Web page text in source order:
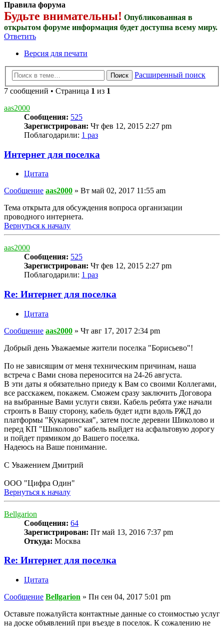
Правила форума
Будьте внимательны! Опубликованная в
открытом форуме информация будет доступна всему миру.
Ответить
Версия для печати
Поиск
Расширенный поиск
7 сообщений • Страница 1 из 1
aas2000
Сообщения: 525
Зарегистрирован: Чт фев 12, 2015 2:27 pm
Поблагодарили: 1 раз
Интернет для поселка
Цитата
Сообщение aas2000 » Вт май 02, 2017 11:55 am
Тема открыта для обсуждения вопроса организации
проводного интернета.
Вернуться к началу
aas2000
Сообщения: 525
Зарегистрирован: Чт фев 12, 2015 2:27 pm
Поблагодарили: 1 раз
Re: Интернет для поселка
Цитата
Сообщение aas2000 » Чт авг 17, 2017 2:34 pm
Добрый день Уважаемые жители поселка "Борисьево"!
По не зависящим от меня техническим причинам, наша
встреча с Вами снова переносится на 24-26 августа.
В эти даты я обязательно приеду к Вам со своими Коллегами,
все расскажем, покажем. Сможем сразу заключить Договора
на выбранные Вами услуги связи. Кабель ребята уже начали
строить в Вашу сторону, кабель будет идти вдоль РЖД до
платформы "Кукаринская", затем после деревни Шиколово и
перед КП "Шиколово" кабель выйдет на асфальтовую дорогу
и пойдет прямиком до Вашего поселка.
Надеюсь на Ваше понимание.
С Уважением Дмитрий
ООО "Цифра Один"
Вернуться к началу
Bellgarion
Сообщения: 64
Зарегистрирован: Пт май 13, 2016 7:37 pm
Откуда: Москва
Re: Интернет для поселка
Цитата
Сообщение Bellgarion » Пн сен 04, 2017 5:01 pm
Оставьте пожалуйста контактные данные со стоимостью услуг
на доске объявлений при въезде в поселок. К сожалению не